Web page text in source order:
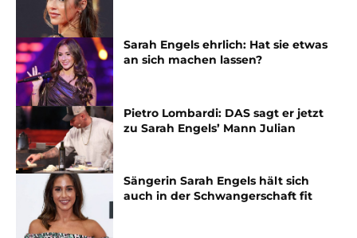
Sarah Engels ehrlich: Hat sie etwas
an sich machen lassen?
Pietro Lombardi: DAS sagt er jetzt
zu Sarah Engels’ Mann Julian
Sängerin Sarah Engels hält sich
auch in der Schwangerschaft fit